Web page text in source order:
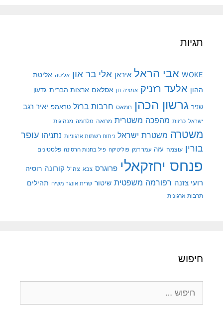
תגיות
WOKE אבי הראל איראן אלי בר און אליטה אליטת
ההון אלעד רזניק אמציה חן אסלאם ארצות הברית גדעון
שניר גרשון הכהן חמאס חרבות ברזל טראמפ יאיר רגב
ישראל כרזות מהפכה משטרית מחאה מלחמה מנהיגות
משטרה משטרת ישראל ניתוח רשתות ארגוניות נתניהו עופר
בורין עוצמה עזה עמר דנק פוליטיקה פיל בחנות חרסינה פלסטינים
פנחס יחזקאלי פרוגרס צבא צה"ל קורונה רוסיה
רועי צזנה רפורמה משפטית שיטור שרית אונגר משיח תהילים
תרבות ארגונית
חיפוש